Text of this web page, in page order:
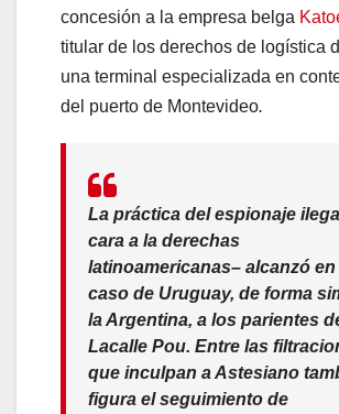
concesión a la empresa belga
titular de los derechos de logística
una terminal especializada en
del puerto de Montevideo.
La práctica del espionaje
cara a la derechas
latinoamericanas– alcanzó en
caso de Uruguay, de forma
la Argentina, a los parientes
Lacalle Pou. Entre las
que inculpan a Astesiano
figura el seguimiento de